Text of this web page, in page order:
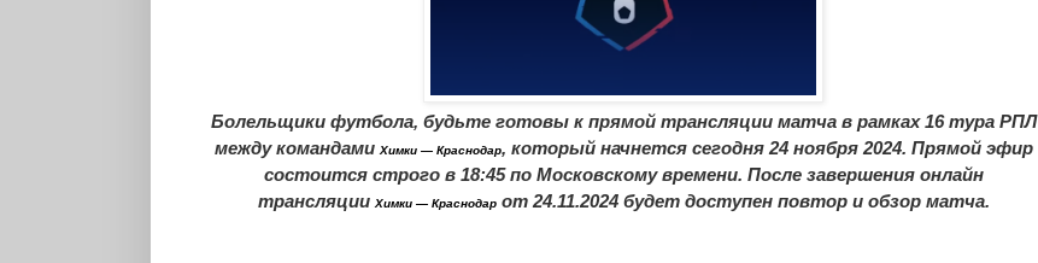
Болельщики футбола, будьте готовы к прямой трансляции матча в рамках 16 тура РПЛ
между командамиХимки — Краснодар, который начнется сегодня 24 ноября 2024. Прямой эфир
состоится строго в 18:45 по Московскому времени. После завершения онлайн
трансляцииХимки — Краснодарот 24.11.2024 будет доступен повтор и обзор матча.